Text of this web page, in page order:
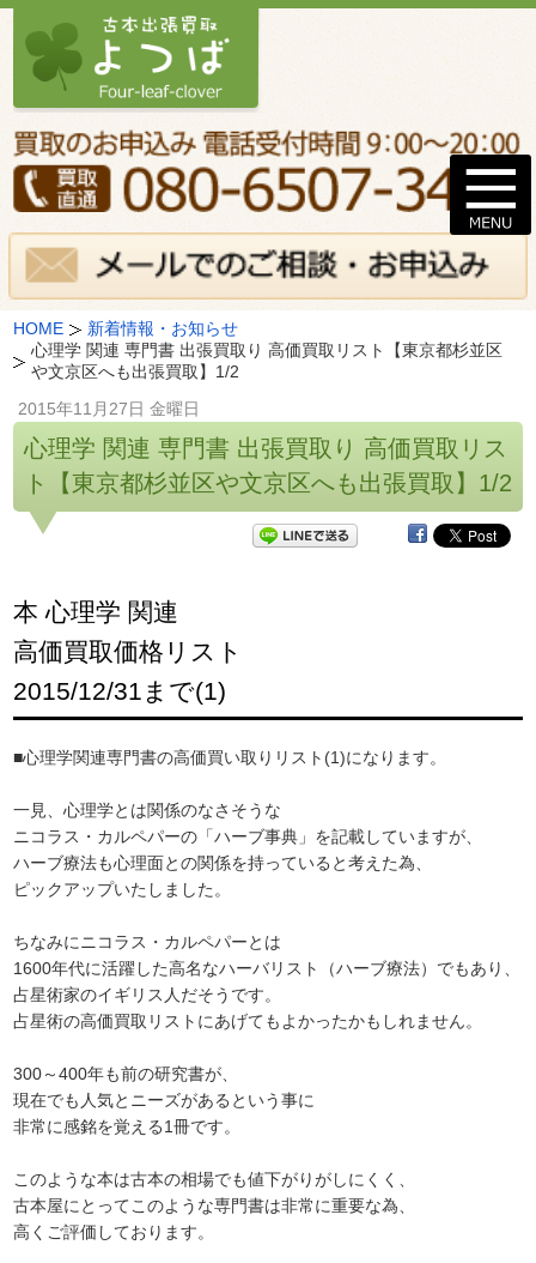
HOME
新着情報・お知らせ
心理学 関連 専門書 出張買取り 高価買取リスト【東京都杉並区
や文京区へも出張買取】1/2
2015年11月27日 金曜日
心理学 関連 専門書 出張買取り 高価買取リス
ト【東京都杉並区や文京区へも出張買取】1/2
本 心理学 関連
高価買取価格リスト
2015/12/31まで(1)
■心理学関連専門書の高価買い取りリスト(1)になります。
一見、心理学とは関係のなさそうな
ニコラス・カルペパーの「ハーブ事典」を記載していますが、
ハーブ療法も心理面との関係を持っていると考えた為、
ピックアップいたしました。
ちなみにニコラス・カルペパーとは
1600年代に活躍した高名なハーバリスト（ハーブ療法）でもあり、
占星術家のイギリス人だそうです。
占星術の高価買取リストにあげてもよかったかもしれません。
300～400年も前の研究書が、
現在でも人気とニーズがあるという事に
非常に感銘を覚える1冊です。
このような本は古本の相場でも値下がりがしにくく、
古本屋にとってこのような専門書は非常に重要な為、
高くご評価しております。